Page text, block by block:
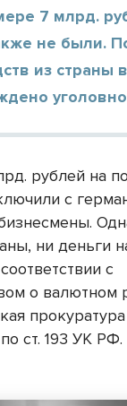
7 млрд.
не были.
из страны
рублей на
с
ни деньги
с
о валютном
ст. 193 УК РФ.